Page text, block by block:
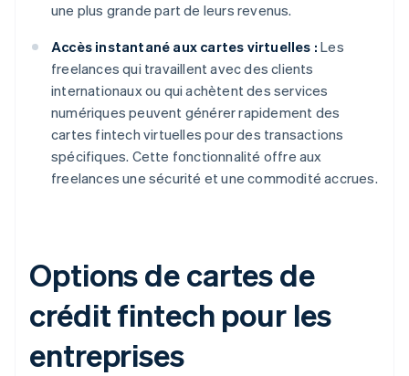
une plus grande part de leurs revenus.
Accès instantané aux cartes virtuelles : Les
freelances qui travaillent avec des clients
internationaux ou qui achètent des services
numériques peuvent générer rapidement des
cartes fintech virtuelles pour des transactions
spécifiques. Cette fonctionnalité offre aux
freelances une sécurité et une commodité accrues.
Options de cartes de
crédit fintech pour les
entreprises